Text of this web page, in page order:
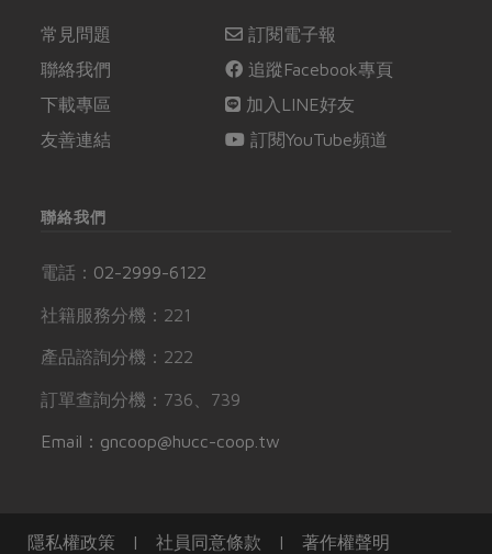
常見問題
聯絡我們
下載專區
友善連結
訂閱電子報
追蹤Facebook專頁
加入LINE好友
訂閱YouTube頻道
聯絡我們
電話： 02-2999-6122
社籍服務分機：221
產品諮詢分機：222
訂單查詢分機：736、739
Email：gncoop@hucc-coop.tw
隱私權政策 | 社員同意條款 | 著作權聲明